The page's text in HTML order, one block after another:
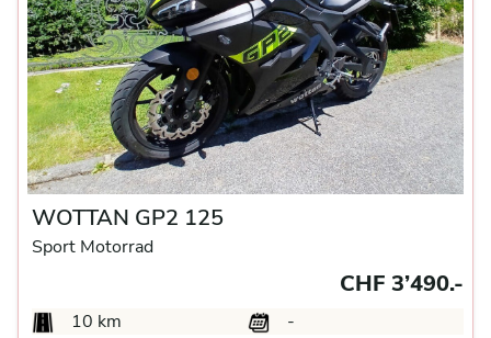
WOTTAN GP2 125
Sport Motorrad
CHF 3’490.-
10 km
-